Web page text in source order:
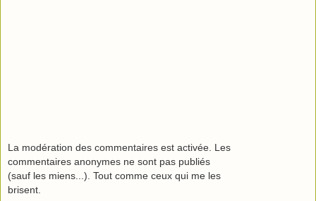
La modération des commentaires est activée. Les
commentaires anonymes ne sont pas publiés
(sauf les miens...). Tout comme ceux qui me les
brisent.